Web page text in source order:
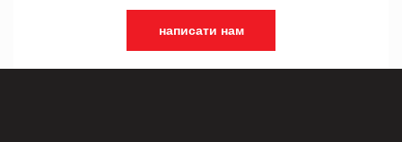
написати нам